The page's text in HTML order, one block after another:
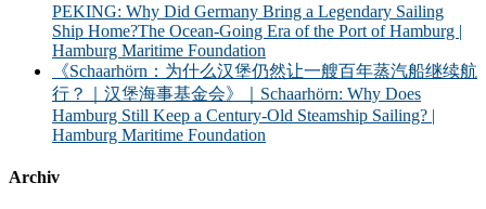
PEKING: Why Did Germany Bring a Legendary Sailing
Ship Home?The Ocean-Going Era of the Port of Hamburg |
Hamburg Maritime Foundation
《Schaarhörn：为什么汉堡仍然让一艘百年蒸汽船继续航
行？｜汉堡海事基金会》｜Schaarhörn: Why Does
Hamburg Still Keep a Century-Old Steamship Sailing? |
Hamburg Maritime Foundation
Archiv